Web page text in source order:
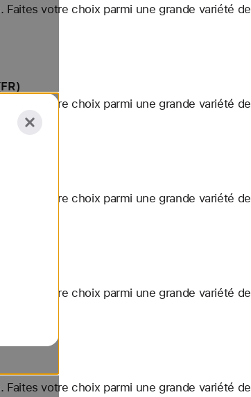
votre choix parmi une grande variété de
Faites votre choix parmi une grande variété de
Faites votre choix parmi une grande variété de
Faites votre choix parmi une grande variété de
votre choix parmi une grande variété de